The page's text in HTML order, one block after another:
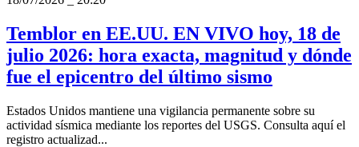
Temblor en EE.UU. EN VIVO hoy, 18 de
julio 2026: hora exacta, magnitud y dónde
fue el epicentro del último sismo
Estados Unidos mantiene una vigilancia permanente sobre su
actividad sísmica mediante los reportes del USGS. Consulta aquí el
registro actualizad...